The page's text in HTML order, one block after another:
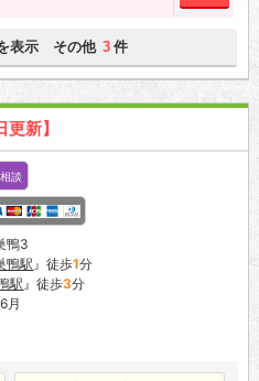
表示 その他 3 件
更新】
談
鴨3
鴨駅』徒歩1分
駅』徒歩3分
月